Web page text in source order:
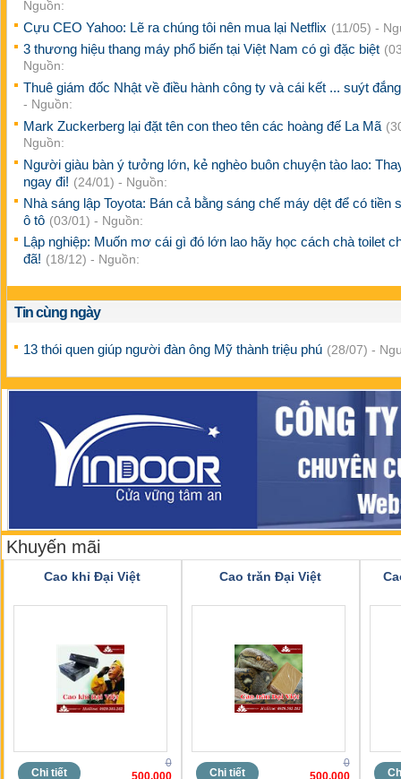
Nguồn:
Cựu CEO Yahoo: Lẽ ra chúng tôi nên mua lại Netflix (11/05) -
3 thương hiệu thang máy phổ biến tại Việt Nam có gì đặc biệt
Nguồn:
Thuê giám đốc Nhật về điều hành công ty và cái kết ... suýt
- Nguồn:
Mark Zuckerberg lại đặt tên con theo tên các hoàng đế La Mã
Nguồn:
Người giàu bàn ý tưởng lớn, kẻ nghèo buôn chuyện tào lao:
ngay đi! (24/01) - Nguồn:
Nhà sáng lập Toyota: Bán cả bằng sáng chế máy dệt để có tiền
ô tô (03/01) - Nguồn:
Lập nghiệp: Muốn mơ cái gì đó lớn lao hãy học cách chà toilet
đã! (18/12) - Nguồn:
Tin cùng ngày
13 thói quen giúp người đàn ông Mỹ thành triệu phú (28/07) -
Khuyến mãi
Cao khỉ Đại Việt
Chi tiết
0
500.000
Cao trăn Đại Việt
Chi tiết
0
500.000